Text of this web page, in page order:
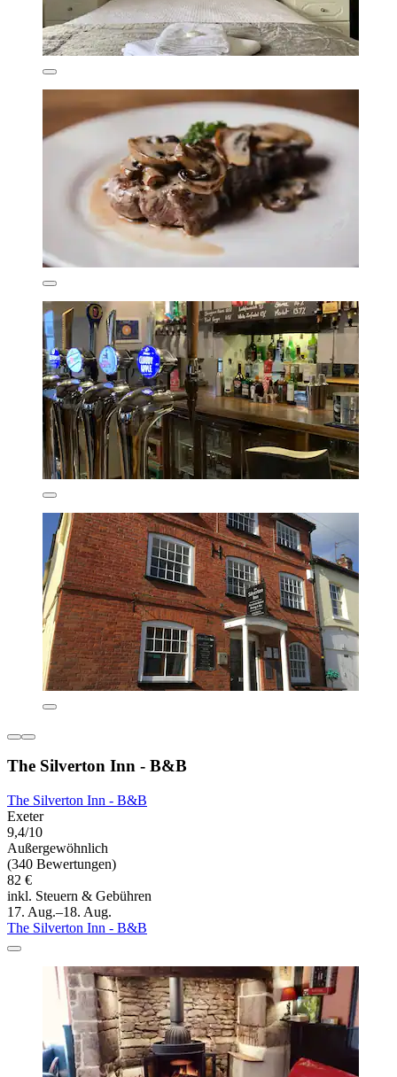
The Silverton Inn - B&B
The Silverton Inn - B&B
Exeter
9,4/10
Außergewöhnlich
(340 Bewertungen)
82 €
inkl. Steuern & Gebühren
17. Aug.–18. Aug.
The Silverton Inn - B&B